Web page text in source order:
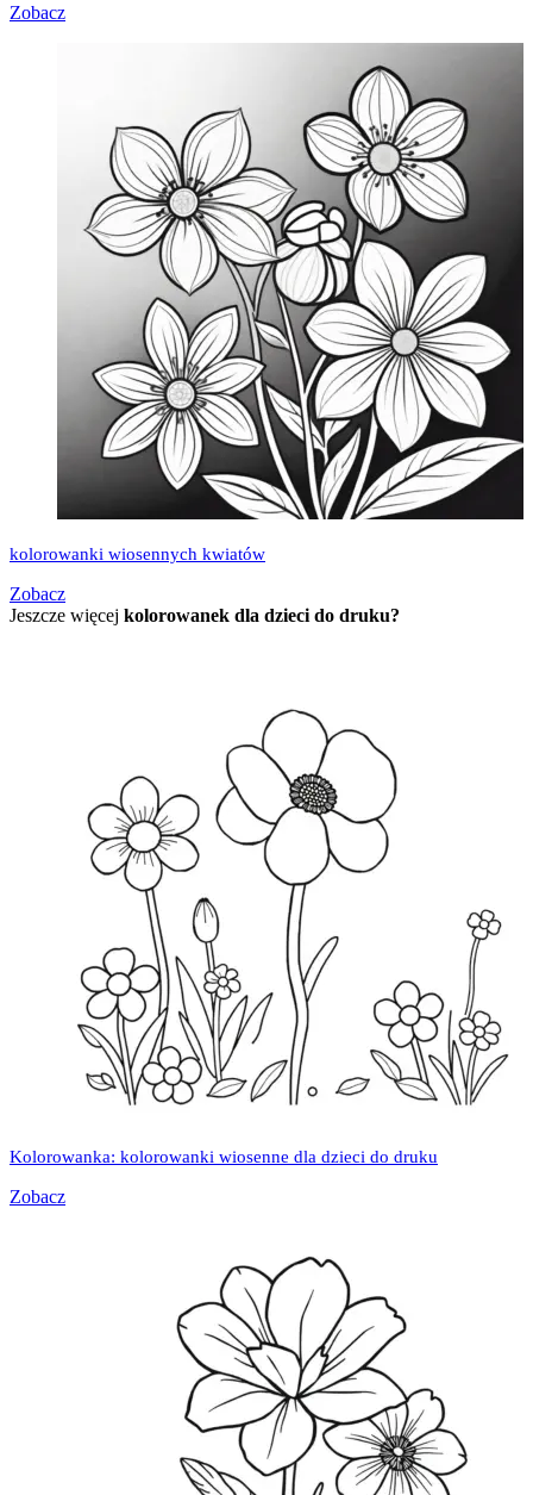
Zobacz
kolorowanki wiosennych kwiatów
Zobacz
Jeszcze więcej kolorowanek dla dzieci do druku?
Kolorowanka: kolorowanki wiosenne dla dzieci do druku
Zobacz